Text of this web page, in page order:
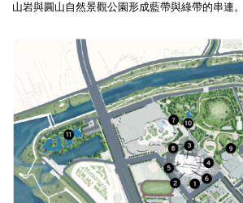
山岩與圓山自然景觀公園形成藍帶與綠帶的串連。